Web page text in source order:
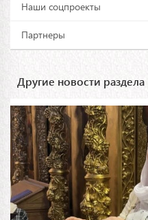
Наши соцпроекты
Партнеры
Другие новости раздела